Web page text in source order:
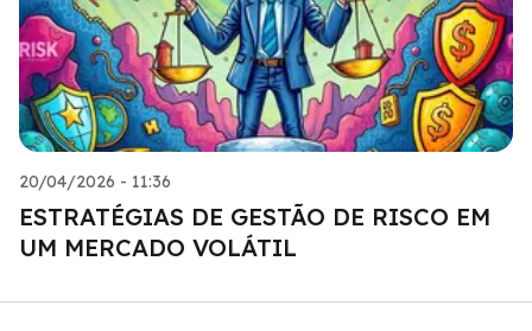
20/04/2026 - 11:36
ESTRATÉGIAS DE GESTÃO DE RISCO EM
UM MERCADO VOLÁTIL